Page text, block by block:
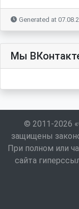
Generated at
Мы
© 2011-2026
защищены
При полном или
сайта